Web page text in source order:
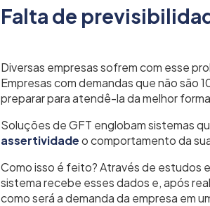
Falta de
Diversas empresas sofrem com esse
Empresas com demandas que não são
preparar para atendê-la da melhor
Soluções de GFT englobam sistemas
assertividadeo comportamento da
Como isso é feito? Através de estudos
sistema recebe esses dados e, após
como será a demanda da empresa em